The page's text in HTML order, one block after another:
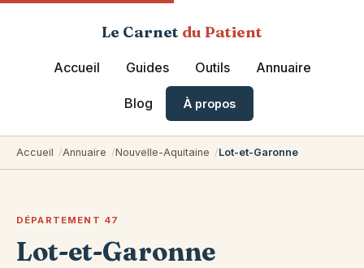
Le Carnet du Patient
Accueil Guides Outils Annuaire
Blog À propos
Accueil Annuaire Nouvelle-Aquitaine Lot-et-Garonne
DÉPARTEMENT 47
Lot-et-Garonne